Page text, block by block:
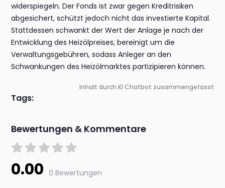
widerspiegeln. Der Fonds ist zwar gegen Kreditrisiken
abgesichert, schützt jedoch nicht das investierte Kapital.
Stattdessen schwankt der Wert der Anlage je nach der
Entwicklung des Heizölpreises, bereinigt um die
Verwaltungsgebühren, sodass Anleger an den
Schwankungen des Heizölmarktes partizipieren können.
Inhalt durch KI Chatbot zusammengefasst
Tags:
Bewertungen & Kommentare
0.00 0 Bewertungen